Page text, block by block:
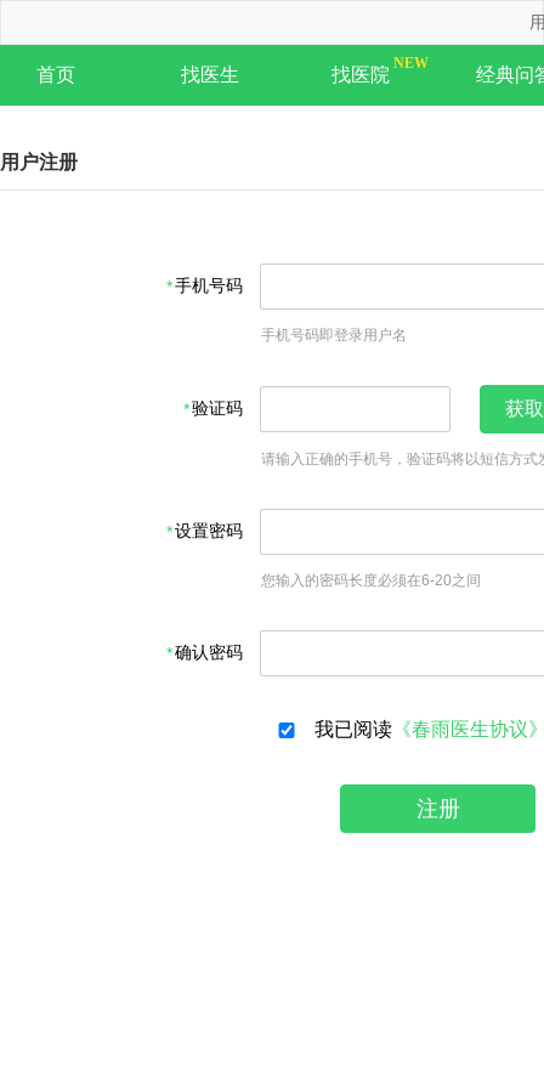
首页 找医生 找医院 经典问
用户注册
手机号码
手机号码即登录用户名
验证码 获
请输入正确的手机号，验证码将以短信方式
设置密码
您输入的密码长度必须在6-20之间
确认密码
我已阅读 《春雨医生协议
注册